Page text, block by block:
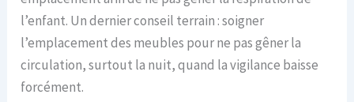
l’enfant. Un dernier conseil terrain : soigner
l’emplacement des meubles pour ne pas gêner la
circulation, surtout la nuit, quand la vigilance baisse
forcément.